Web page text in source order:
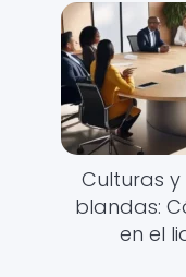
Culturas
blandas:
en el